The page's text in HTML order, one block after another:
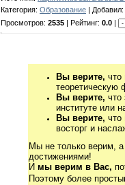
Категория: Образование | Добавил:
Просмотров: 2535 | Рейтинг: 0.0
Вы верите, что
теоретическую
Вы верите, что
институте или
Вы верите, что
восторг и
Мы не только верим,
достижениями!
И мы верим в Вас,
Поэтому более